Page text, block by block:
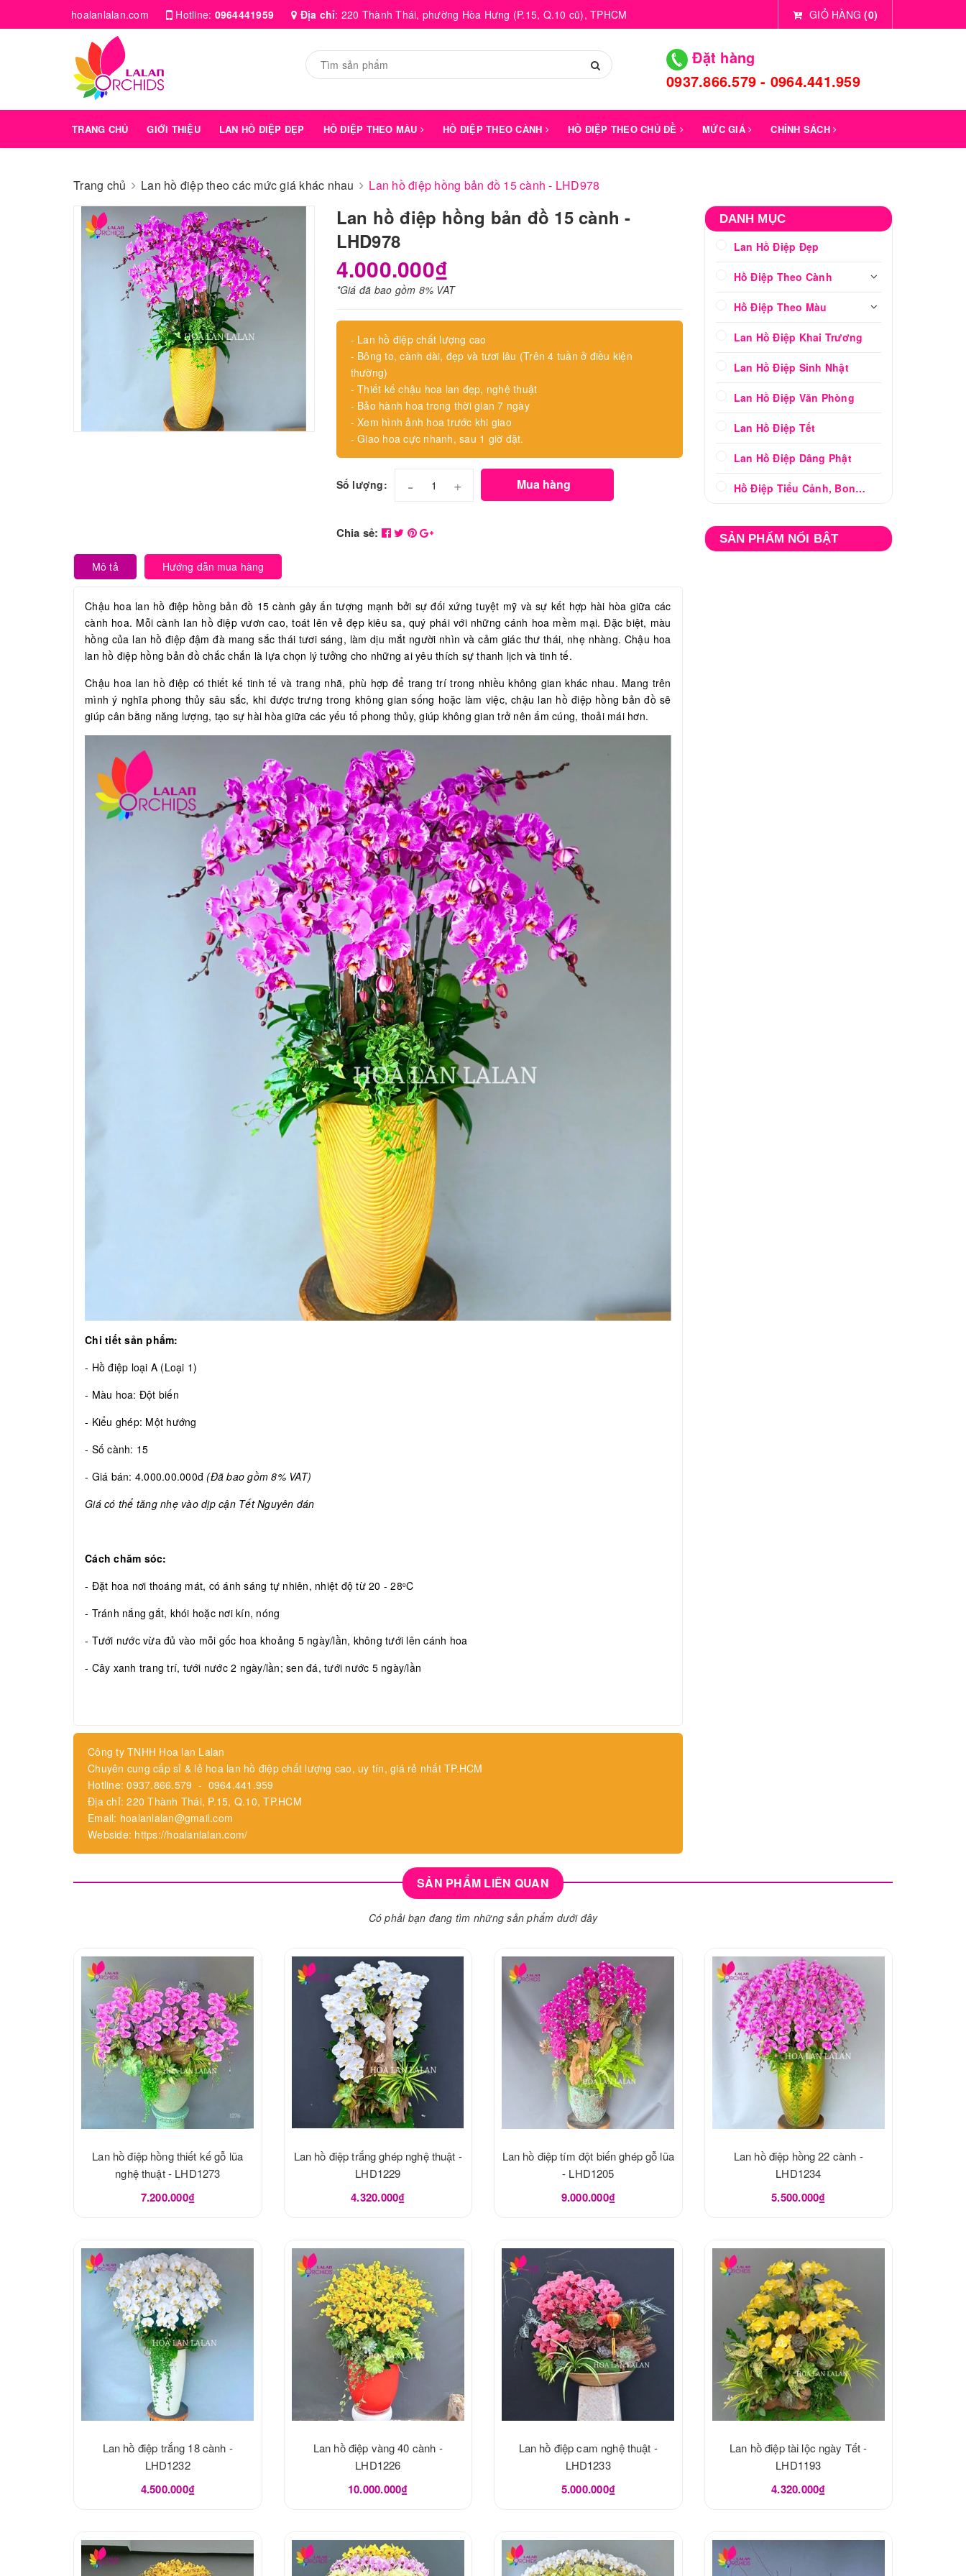
hoalanlalan.com Hotline: 0964441959 Địa chỉ: 220 Thành Thái, phường Hòa Hưng (P.15, Q.10 cũ), TPHCM GIỎ HÀNG (0)
Đặt hàng
0937.866.579 - 0964.441.959
TRANG CHỦ GIỚI THIỆU LAN HỒ ĐIỆP ĐẸP HỒ ĐIỆP THEO MÀU HỒ ĐIỆP THEO CÀNH HỒ ĐIỆP THEO CHỦ ĐỀ MỨC GIÁ CHÍNH SÁCH
Trang chủ Lan hồ điệp theo các mức giá khác nhau Lan hồ điệp hồng bản đồ 15 cành - LHD978
Lan hồ điệp hồng bản đồ 15 cành -
LHD978
4.000.000₫
*Giá đã bao gồm 8% VAT
- Lan hồ điệp chất lượng cao
- Bông to, cành dài, đẹp và tươi lâu (Trên 4 tuần ở điều kiện
thường)
- Thiết kế chậu hoa lan đẹp, nghệ thuật
- Bảo hành hoa trong thời gian 7 ngày
- Xem hình ảnh hoa trước khi giao
- Giao hoa cực nhanh, sau 1 giờ đặt.
Số lượng: - + Mua hàng
Chia sẻ:
Mô tả Hướng dẫn mua hàng
Chậu hoa lan hồ điệp hồng bản đồ 15 cành gây ấn tượng mạnh bởi sự đối xứng tuyệt mỹ và sự kết hợp hài hòa giữa các
cành hoa. Mỗi cành lan hồ điệp vươn cao, toát lên vẻ đẹp kiêu sa, quý phái với những cánh hoa mềm mại. Đặc biệt, màu
hồng của lan hồ điệp đậm đà mang sắc thái tươi sáng, làm dịu mắt người nhìn và cảm giác thư thái, nhẹ nhàng. Chậu hoa
lan hồ điệp hồng bản đồ chắc chắn là lựa chọn lý tưởng cho những ai yêu thích sự thanh lịch và tinh tế.
Chậu hoa lan hồ điệp có thiết kế tinh tế và trang nhã, phù hợp để trang trí trong nhiều không gian khác nhau. Mang trên
mình ý nghĩa phong thủy sâu sắc, khi được trưng trong không gian sống hoặc làm việc, chậu lan hồ điệp hồng bản đồ sẽ
giúp cân bằng năng lượng, tạo sự hài hòa giữa các yếu tố phong thủy, giúp không gian trở nên ấm cúng, thoải mái hơn.
Chi tiết sản phẩm:
- Hồ điệp loại A (Loại 1)
- Màu hoa: Đột biến
- Kiểu ghép: Một hướng
- Số cành: 15
- Giá bán: 4.000.00.000đ (Đã bao gồm 8% VAT)
Giá có thể tăng nhẹ vào dịp cận Tết Nguyên đán
Cách chăm sóc:
- Đặt hoa nơi thoáng mát, có ánh sáng tự nhiên, nhiệt độ từ 20 - 28oC
- Tránh nắng gắt, khói hoặc nơi kín, nóng
- Tưới nước vừa đủ vào mỗi gốc hoa khoảng 5 ngày/lần, không tưới lên cánh hoa
- Cây xanh trang trí, tưới nước 2 ngày/lần; sen đá, tưới nước 5 ngày/lần
Công ty TNHH Hoa lan Lalan
Chuyên cung cấp sỉ & lẻ hoa lan hồ điệp chất lượng cao, uy tín, giá rẻ nhất TP.HCM
Hotline: 0937.866.579 - 0964.441.959
Địa chỉ: 220 Thành Thái, P.15, Q.10, TP.HCM
Email: hoalanlalan@gmail.com
Webside: https://hoalanlalan.com/
DANH MỤC
Lan Hồ Điệp Đẹp
Hồ Điệp Theo Cành
Hồ Điệp Theo Màu
Lan Hồ Điệp Khai Trương
Lan Hồ Điệp Sinh Nhật
Lan Hồ Điệp Văn Phòng
Lan Hồ Điệp Tết
Lan Hồ Điệp Dâng Phật
Hồ Điệp Tiểu Cảnh, Bonsai
SẢN PHẨM NỔI BẬT
SẢN PHẨM LIÊN QUAN
Có phải bạn đang tìm những sản phẩm dưới đây
Lan hồ điệp hồng thiết kế gỗ lũa
nghệ thuật - LHD1273
7.200.000₫
Lan hồ điệp trắng ghép nghệ thuật -
LHD1229
4.320.000₫
Lan hồ điệp tím đột biến ghép gỗ lũa
- LHD1205
9.000.000₫
Lan hồ điệp hồng 22 cành -
LHD1234
5.500.000₫
Lan hồ điệp trắng 18 cành -
LHD1232
4.500.000₫
Lan hồ điệp vàng 40 cành -
LHD1226
10.000.000₫
Lan hồ điệp cam nghệ thuật -
LHD1233
5.000.000₫
Lan hồ điệp tài lộc ngày Tết -
LHD1193
4.320.000₫